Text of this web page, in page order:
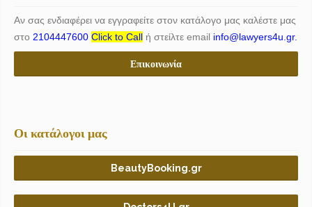
Αν σας ενδιαφέρει να εγγραφείτε στον κατάλογο μας καλέστε μας
στο 2104447600 Click to Call ή στείλτε email info@lawyers4u.gr.
Επικοινωνία
Οι κατάλογοι μας
BeautyBooking.gr